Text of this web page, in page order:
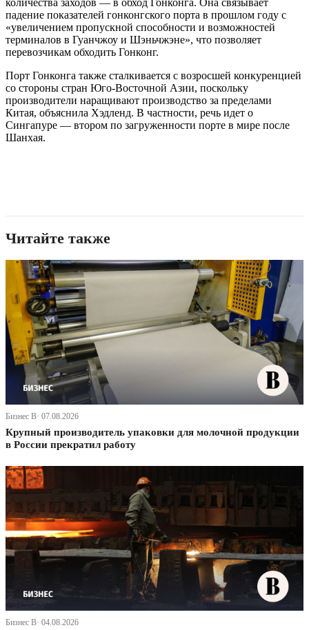
количества заходов — в обход Гонконга. Она связывает
падение показателей гонконгского порта в прошлом году с
«увеличением пропускной способности и возможностей
терминалов в Гуанчжоу и Шэньчжэне», что позволяет
перевозчикам обходить Гонконг.
Порт Гонконга также сталкивается с возросшей конкуренцией
со стороны стран Юго-Восточной Азии, поскольку
производители наращивают производство за пределами
Китая, объяснила Хэдленд. В частности, речь идет о
Сингапуре — втором по загруженности порте в мире после
Шанхая.
Читайте также
Бизнес В· 07.08.2026
Крупный производитель упаковки для молочной продукции
в России прекратил работу
Бизнес В· 04.08.2026